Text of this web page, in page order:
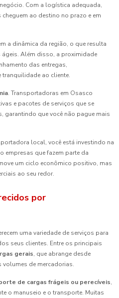
Com a logística adequada,
ao destino no prazo e em
a dinâmica da região, o que resulta
Além disso, a proximidade
das entregas,
ao cliente.
. Transportadoras em Osasco
e pacotes de serviços que se
garantindo que você não pague mais
local, você está investindo na
empresas que fazem parte da
um ciclo econômico positivo, mas
ao seu redor.
por
uma variedade de serviços para
seus clientes. Entre os principais
gerais, que abrange desde
volumes de mercadorias.
de cargas frágeis ou perecíveis,
o manuseio e o transporte. Muitas